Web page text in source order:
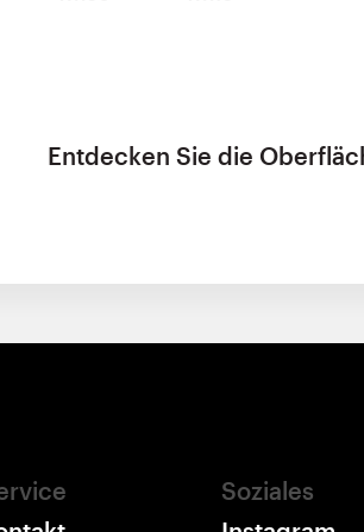
Entdecken Sie die
Soziales